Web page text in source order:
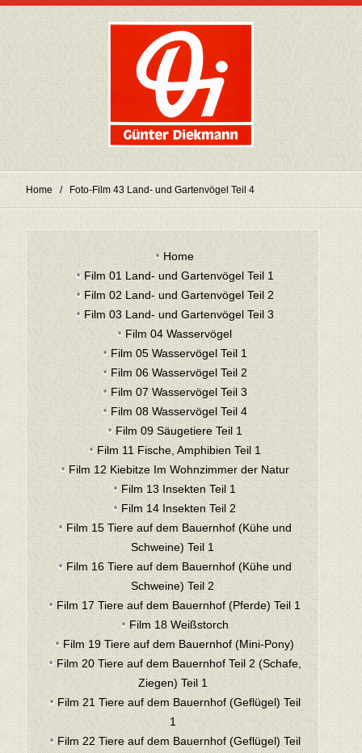
Home Foto-Film 43 Land- und Gartenvögel Teil 4
Home
Film 01 Land- und Gartenvögel Teil 1
Film 02 Land- und Gartenvögel Teil 2
Film 03 Land- und Gartenvögel Teil 3
Film 04 Wasservögel
Film 05 Wasservögel Teil 1
Film 06 Wasservögel Teil 2
Film 07 Wasservögel Teil 3
Film 08 Wasservögel Teil 4
Film 09 Säugetiere Teil 1
Film 11 Fische, Amphibien Teil 1
Film 12 Kiebitze Im Wohnzimmer der Natur
Film 13 Insekten Teil 1
Film 14 Insekten Teil 2
Film 15 Tiere auf dem Bauernhof (Kühe und
Schweine) Teil 1
Film 16 Tiere auf dem Bauernhof (Kühe und
Schweine) Teil 2
Film 17 Tiere auf dem Bauernhof (Pferde) Teil 1
Film 18 Weißstorch
Film 19 Tiere auf dem Bauernhof (Mini-Pony)
Film 20 Tiere auf dem Bauernhof Teil 2 (Schafe,
Ziegen) Teil 1
Film 21 Tiere auf dem Bauernhof (Geflügel) Teil
1
Film 22 Tiere auf dem Bauernhof (Geflügel) Teil